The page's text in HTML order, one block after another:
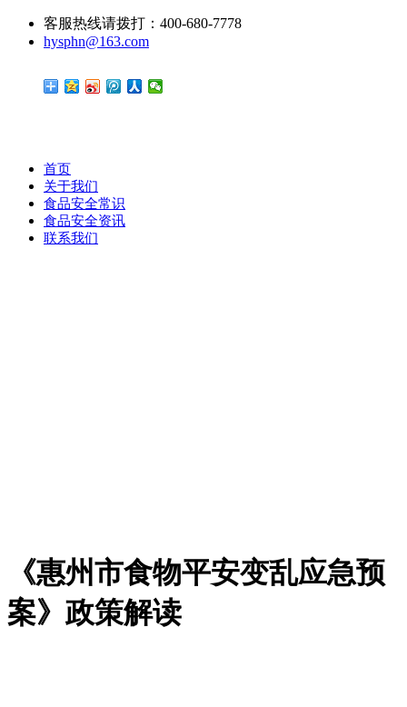
客服热线请拨打：400-680-7778
hysphn@163.com
首页
关于我们
食品安全常识
食品安全资讯
联系我们
《惠州市食物平安变乱应急预
案》政策解读